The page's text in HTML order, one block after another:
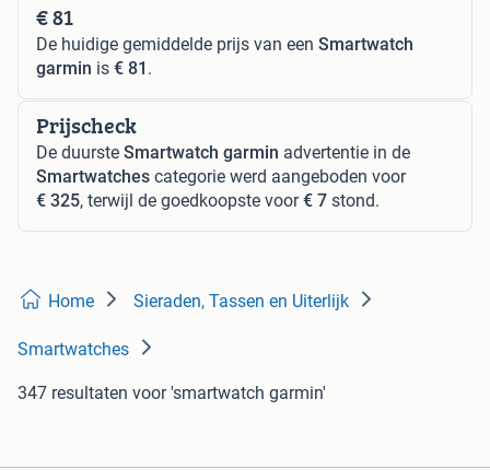
€ 81
De huidige gemiddelde prijs van een Smartwatch
garmin is € 81 .
Prijscheck
De duurste Smartwatch garmin advertentie in de
Smartwatches categorie werd aangeboden voor
€ 325, terwijl de goedkoopste voor€ 7 stond.
Home Sieraden, Tassen en Uiterlijk
Smartwatches
347 resultaten voor 'smartwatch garmin'